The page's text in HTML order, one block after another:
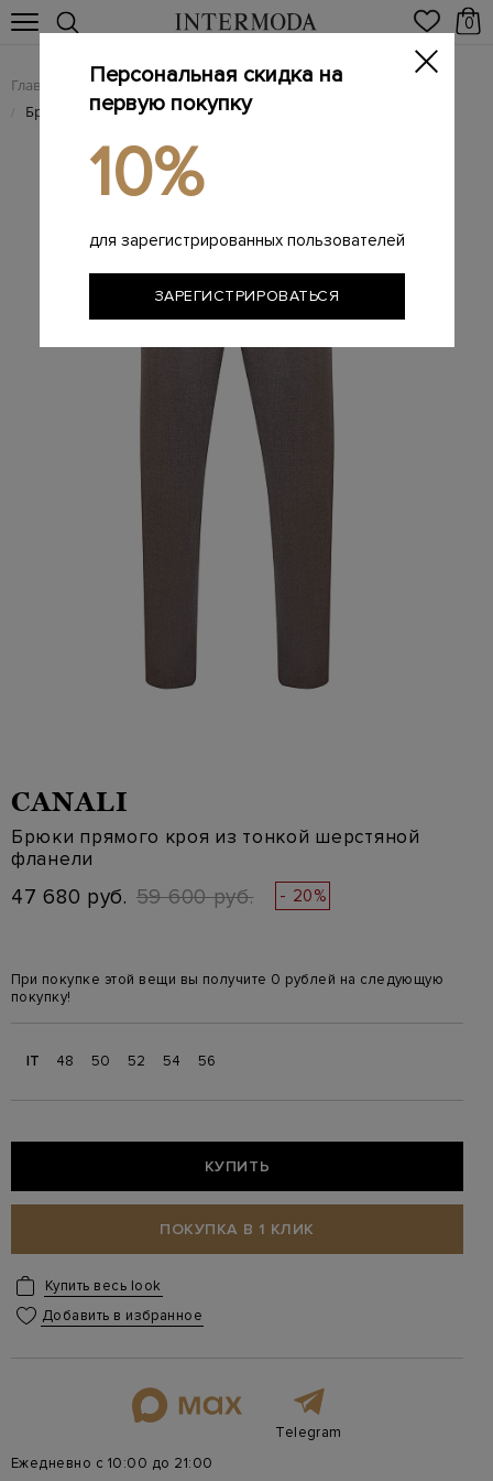
0
Главная Мужчинам / Одежда / Мужские брюки
/ Брендовые мужские брюки
CANALI
Брюки прямого кроя из тонкой шерстяной
фланели
47 680 руб. 59 600 руб. - 20%
При покупке этой вещи вы получите 0 рублей на следующую
покупку!
IT 48 50 52 54 56
КУПИТЬ
ПОКУПКА В 1 КЛИК
Купить весь look
Добавить в избранное
Telegram
Ежедневно с 10:00 до 21:00
Персональная скидка на
первую покупку
10%
для зарегистрированных пользователей
ЗАРЕГИСТРИРОВАТЬСЯ